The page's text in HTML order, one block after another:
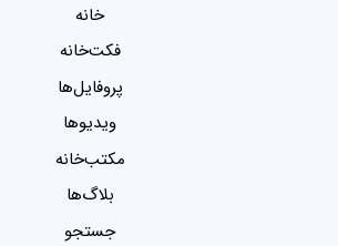
خانه
فکت‌خانه
پروفایل‌ها
ویدیو‌ها
مکتب‌خانه
بلاگ‌ها
جستجو